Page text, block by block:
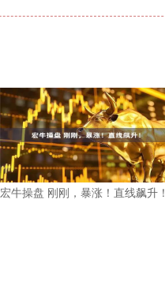
宏牛操盘 刚刚，暴涨！直线飙升！